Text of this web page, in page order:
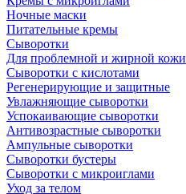
Ночные маски
Питательные кремы
Сыворотки
Для проблемной и жирной кожи
Сыворотки с кислотами
Регенерирующие и защитные
Увлажняющие сыворотки
Успокаивающие сыворотки
Антивозрастные сыворотки
Ампульные сыворотки
Сыворотки бустеры
Сыворотки с микроиглами
Уход за телом